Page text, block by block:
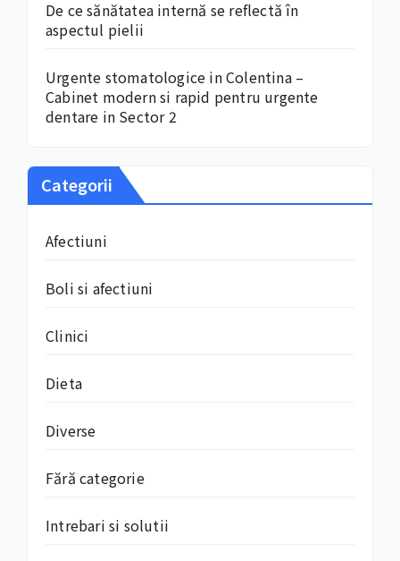
De ce sănătatea internă se reflectă în
aspectul pielii
Urgente stomatologice in Colentina –
Cabinet modern si rapid pentru urgente
dentare in Sector 2
Categorii
Afectiuni
Boli si afectiuni
Clinici
Dieta
Diverse
Fără categorie
Intrebari si solutii